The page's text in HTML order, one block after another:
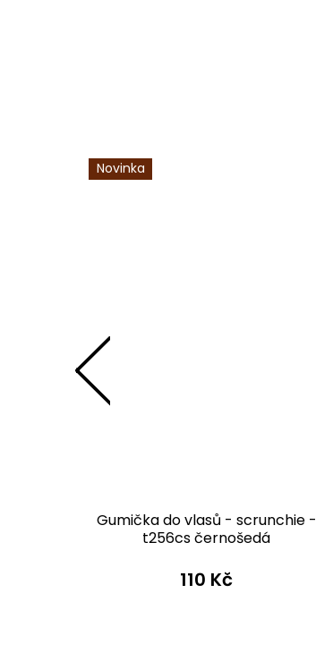
Novinka
Gumička do vlasů - scrunchie -
t256cs černošedá
110 Kč